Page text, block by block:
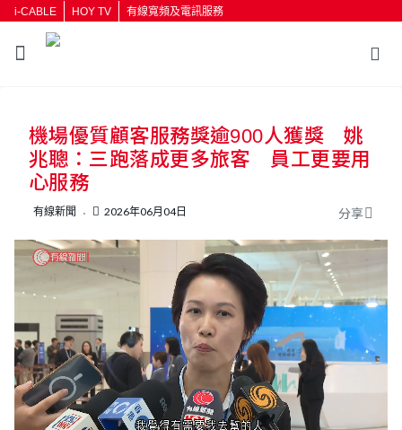
i-CABLE HOY TV 有線寬頻及電訊服務
按輸入鍵開始搜尋
機場優質顧客服務獎逾900人獲獎 姚
兆聰：三跑落成更多旅客 員工更要用
心服務
有線新聞 2026年06月04日 分享